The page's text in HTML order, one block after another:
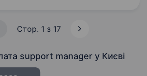
їм знаходити…
Стор. 1 з 17
support manager у Києві